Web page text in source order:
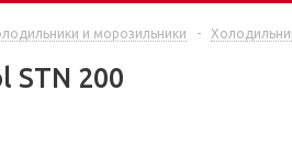
и морозильники -
STN 200